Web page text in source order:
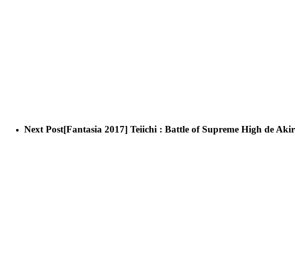
Next Post[Fantasia 2017] Teiichi : Battle of Supreme High de